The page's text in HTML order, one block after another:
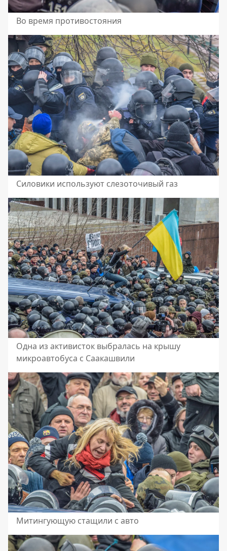
Во время противостояния
Силовики используют слезоточивый газ
Одна из активисток выбралась на крышу
микроавтобуса с Саакашвили
Митингующую стащили с авто